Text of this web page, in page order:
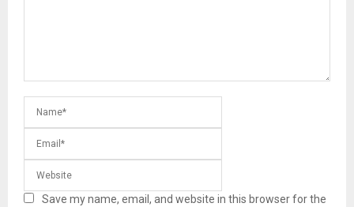
Save my name, email, and website in this browser for the